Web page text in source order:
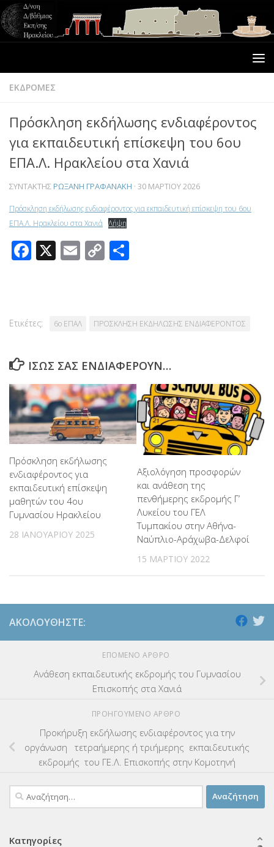
ΕΚΔΡΟΜΕΣ
Πρόσκληση εκδήλωσης ενδιαφέροντος
για εκπαιδευτική επίσκεψη του 6ου
ΕΠΑ.Λ. Ηρακλείου στα Χανιά
ΣΥΝΤΆΚΤΗΣ ΡΩΞΆΝΗ ΓΡΑΦΑΝΆΚΗ · 30 ΜΑΡΤΊΟΥ 2026
Πρόσκληση εκδήλωσης ενδιαφέροντος για εκπαιδευτική επίσκεψη του 6ου
ΕΠΑ.Λ. Ηρακλείου στα Χανιά Λήψη
Facebook
X Email
Copy
Ετικέτες: 6ο ΕΠΑΛ ΠΡΟΣΚΛΗΣΗ ΕΚΔΗΛΩΣΗΣ ΕΝΔΙΑΦΕΡΟΝΤΟΣ
ΊΣΩΣ ΣΑΣ ΕΝΔΙΑΦΈΡΟΥΝ…
Πρόσκληση εκδήλωσης
ενδιαφέροντος για
εκπαιδευτική επίσκεψη
μαθητών του 4ου
Γυμνασίου Ηρακλείου
28 ΙΑΝΟΥΑΡΊΟΥ 2025
Αξιολόγηση προσφορών
και ανάθεση της
πενθήμερης εκδρομής Γ’
Λυκείου του ΓΕΛ
Τυμπακίου στην Αθήνα-
Ναύπλιο-Αράχωβα-Δελφοί
15 ΜΑΡΤΊΟΥ 2022
ΑΚΟΛΟΥΘΉΣΤΕ:
ΕΠΌΜΕΝΟ ΆΡΘΡΟ
Ανάθεση εκπαιδευτικής εκδρομής του Γυμνασίου
Επισκοπής στα Χανιά
ΠΡΟΗΓΟΎΜΕΝΟ ΆΡΘΡΟ
Προκήρυξη εκδήλωσης ενδιαφέροντος για την
οργάνωση τετραήμερης ή τριήμερης εκπαιδευτικής
εκδρομής του ΓΕ.Λ. Επισκοπής στην Κομοτηνή
Αναζήτηση
για:
Κατηγορίες